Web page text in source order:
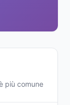
più comune